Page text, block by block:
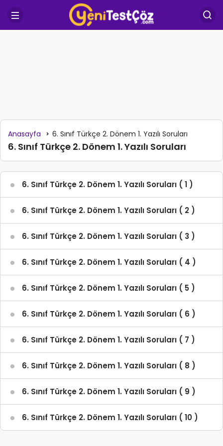
Anasayfa 6. Sınıf Türkçe 2. Dönem 1. Yazılı Soruları
6. Sınıf Türkçe 2. Dönem 1. Yazılı Soruları
6. Sınıf Türkçe 2. Dönem 1. Yazılı Soruları ( 1 )
6. Sınıf Türkçe 2. Dönem 1. Yazılı Soruları ( 2 )
6. Sınıf Türkçe 2. Dönem 1. Yazılı Soruları ( 3 )
6. Sınıf Türkçe 2. Dönem 1. Yazılı Soruları ( 4 )
6. Sınıf Türkçe 2. Dönem 1. Yazılı Soruları ( 5 )
6. Sınıf Türkçe 2. Dönem 1. Yazılı Soruları ( 6 )
6. Sınıf Türkçe 2. Dönem 1. Yazılı Soruları ( 7 )
6. Sınıf Türkçe 2. Dönem 1. Yazılı Soruları ( 8 )
6. Sınıf Türkçe 2. Dönem 1. Yazılı Soruları ( 9 )
6. Sınıf Türkçe 2. Dönem 1. Yazılı Soruları ( 10 )